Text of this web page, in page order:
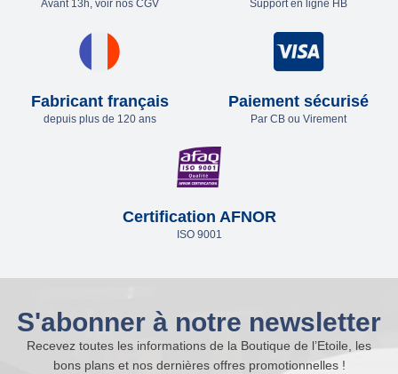
Avant 13h, voir nos CGV Support en ligne HB
Fabricant français
depuis plus de 120 ans
Paiement sécurisé
Par CB ou Virement
Certification AFNOR
ISO 9001
S'abonner à notre newsletter
Recevez toutes les informations de la Boutique de l’Etoile, les
bons plans et nos dernières offres promotionnelles !